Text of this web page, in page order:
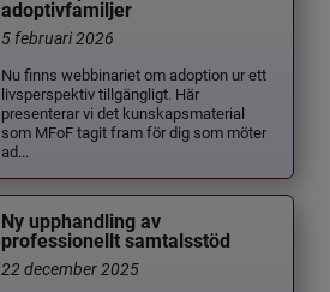
adoptivfamiljer
5 februari 2026
Nu finns webbinariet om adoption ur ett
livsperspektiv tillgängligt. Här
presenterar vi det kunskapsmaterial
som MFoF tagit fram för dig som möter
ad...
Ny upphandling av
professionellt samtalsstöd
22 december 2025